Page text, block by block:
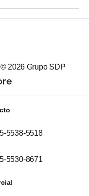
© 2026 Grupo SDP
5538-5518
5530-8671